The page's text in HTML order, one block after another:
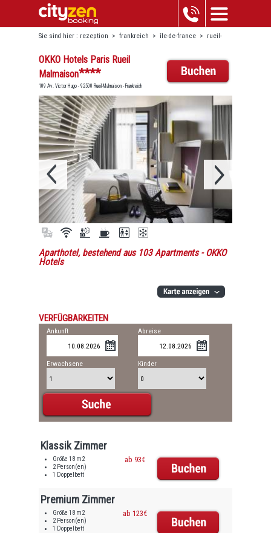
Sie sind hier : rezeption > frankreich > île-de-france > rueil-
malmaison >okko hotels paris rueil malmaison
OKKO Hotels Paris Rueil
Malmaison****
109 Av. Victor Hugo - 92500 Rueil-Malmaison - Frankreich
Aparthotel, bestehend aus 103 Apartments- OKKO
Hotels
VERFÜGBARKEITEN
Ankunft Abreise
Erwachsene Kinder
Klassik Zimmer
Größe 18 m2
2 Person(en)
1 Doppelbett
ab 93€
Premium Zimmer
Größe 18 m2
2 Person(en)
1 Doppelbett
ab 123€